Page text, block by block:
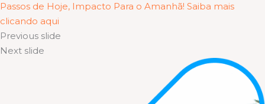
Passos de Hoje, Impacto Para o Amanhã! Saiba mais
clicando aqui
Previous slide
Next slide